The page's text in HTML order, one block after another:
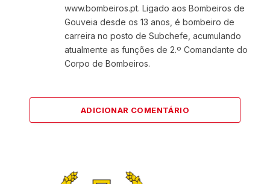
www.bombeiros.pt. Ligado aos Bombeiros de
Gouveia desde os 13 anos, é bombeiro de
carreira no posto de Subchefe, acumulando
atualmente as funções de 2.º Comandante do
Corpo de Bombeiros.
ADICIONAR COMENTÁRIO